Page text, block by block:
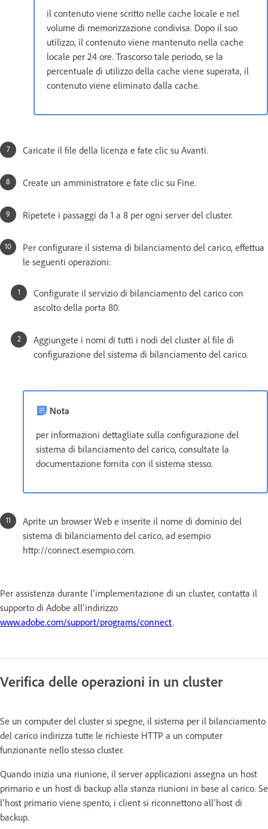
il contenuto viene scritto nelle cache locale e nel
volume di memorizzazione condivisa. Dopo il suo
utilizzo, il contenuto viene mantenuto nella cache
locale per 24 ore. Trascorso tale periodo, se la
percentuale di utilizzo della cache viene superata, il
contenuto viene eliminato dalla cache.
Caricate il file della licenza e fate clic su Avanti.
Create un amministratore e fate clic su Fine.
Ripetete i passaggi da 1 a 8 per ogni server del cluster.
Per configurare il sistema di bilanciamento del carico, effettua
le seguenti operazioni:
Configurate il servizio di bilanciamento del carico con
ascolto della porta 80.
Aggiungete i nomi di tutti i nodi del cluster al file di
configurazione del sistema di bilanciamento del carico.
Nota
per informazioni dettagliate sulla configurazione del
sistema di bilanciamento del carico, consultate la
documentazione fornita con il sistema stesso.
Aprite un browser Web e inserite il nome di dominio del
sistema di bilanciamento del carico, ad esempio
http://connect.esempio.com.
Per assistenza durante l’implementazione di un cluster, contatta il
supporto di Adobe all’indirizzo
www.adobe.com/support/programs/connect.
Verifica delle operazioni in un cluster
Se un computer del cluster si spegne, il sistema per il bilanciamento
del carico indirizza tutte le richieste HTTP a un computer
funzionante nello stesso cluster.
Quando inizia una riunione, il server applicazioni assegna un host
primario e un host di backup alla stanza riunioni in base al carico. Se
l’host primario viene spento, i client si riconnettono all’host di
backup.